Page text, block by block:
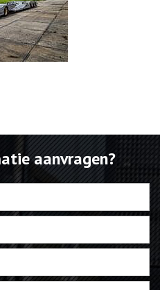
aanvragen?